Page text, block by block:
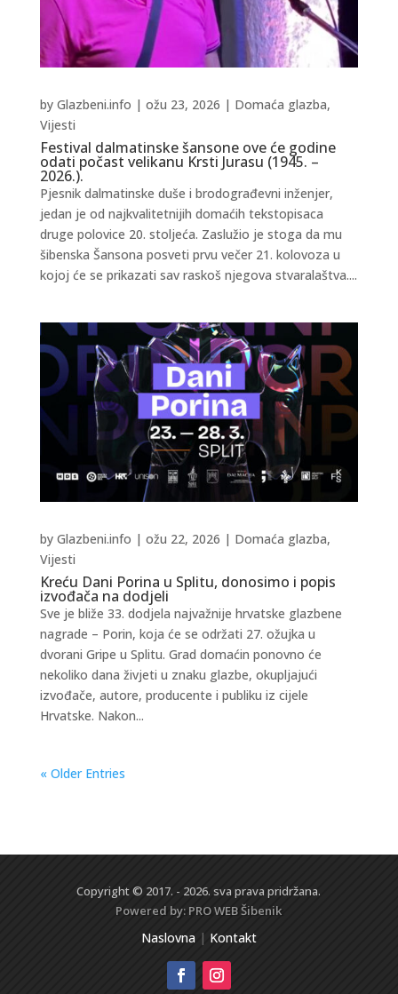
Festival dalmatinske šansone ove će godine
odati počast velikanu Krsti Jurasu (1945. –
2026.).
by Glazbeni.info | ožu 23, 2026 | Domaća glazba,
Vijesti
Pjesnik dalmatinske duše i brodograđevni inženjer,
jedan je od najkvalitetnijih domaćih tekstopisaca
druge polovice 20. stoljeća. Zaslužio je stoga da mu
šibenska Šansona posveti prvu večer 21. kolovoza u
kojoj će se prikazati sav raskoš njegova stvaralaštva....
Kreću Dani Porina u Splitu, donosimo i popis
izvođača na dodjeli
by Glazbeni.info | ožu 22, 2026 | Domaća glazba,
Vijesti
Sve je bliže 33. dodjela najvažnije hrvatske glazbene
nagrade – Porin, koja će se održati 27. ožujka u
dvorani Gripe u Splitu. Grad domaćin ponovno će
nekoliko dana živjeti u znaku glazbe, okupljajući
izvođače, autore, producente i publiku iz cijele
Hrvatske. Nakon...
« Older Entries
Copyright © 2017. - 2026. sva prava pridržana.
Powered by: PRO WEBŠibenik
Naslovna| Kontakt